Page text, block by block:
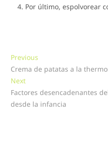
Por último, espolvorear
Navegación
de
entradas
Previous
post:
Crema de patatas a la
NextNext
post:
Factores desencadenantes
desde la infancia